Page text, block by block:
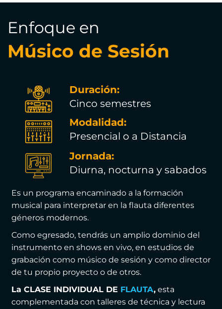
Enfoque en
Músico de Sesión
Duración:
Cinco semestres
Modalidad:
Presencial o a Distancia
Jornada:
Diurna, nocturna y sabados
Es un programa encaminado a la formación
musical para interpretar en la flauta diferentes
géneros modernos.
Como egresado, tendrás un amplio dominio del
instrumento en shows en vivo, en estudios de
grabación como músico de sesión y como director
de tu propio proyecto o de otros.
La CLASE INDIVIDUAL DE FLAUTA, esta
complementada con talleres de técnica y lectura